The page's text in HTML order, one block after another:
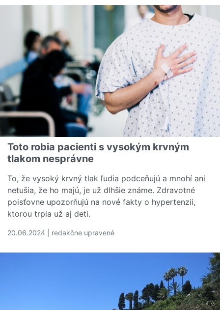
Toto robia pacienti s vysokým krvným
tlakom nesprávne
To, že vysoký krvný tlak ľudia podceňujú a mnohí ani
netušia, že ho majú, je už dlhšie známe. Zdravotné
poisťovne upozorňujú na nové fakty o hypertenzii,
ktorou trpia už aj deti.
20.06.2024 | redakčne upravené